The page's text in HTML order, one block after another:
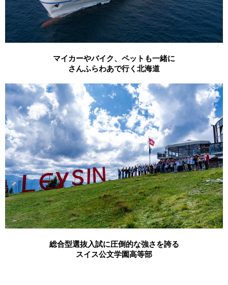
マイカーやバイク、ペットも一緒に
さんふらわあで行く北海道
総合型選抜入試に圧倒的な強さを誇る
スイス公文学園高等部